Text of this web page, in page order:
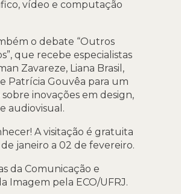
vídeo e computação
o debate “Outros
que recebe especialistas
Zavareze, Liana Brasil,
Patrícia Gouvêa para um
inovações em design,
audiovisual.
A visitação é gratuita
de janeiro a 02 de fevereiro.
da Comunicação e
Imagem pela ECO/UFRJ.